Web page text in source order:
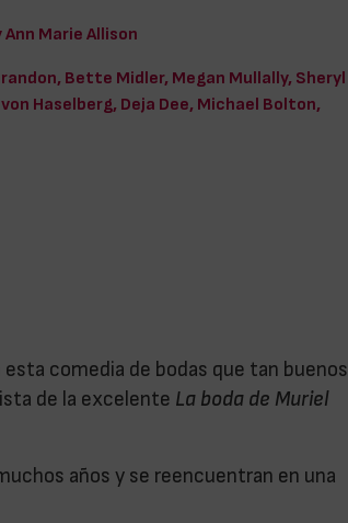
Ann Marie Allison
Bette Midler, Megan Mullally, Sheryl
Haselberg, Deja Dee, Michael Bolton,
comedia de bodas que tan buenos
de la excelente La boda de Muriel
años y se reencuentran en una